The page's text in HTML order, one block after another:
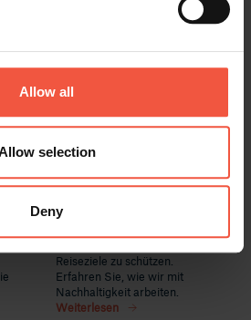
Allow all
selection
Deny
Wir unterstützen lokale
einen
Tourismus
SKANDINAVIEN
Reiseziele zu schützen.
Erfahren Sie, wie wir mit
Nachhaltigkeit arbeiten.
Weiterlesen